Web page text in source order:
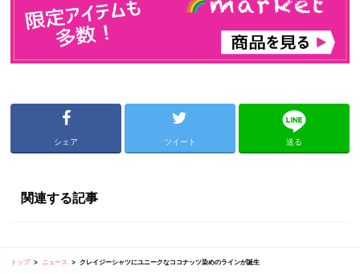
シェア ツイート 送る
関連する記事
トップ ニュース クレイジーシャツにユニークなココナッツ染めのラインが誕生